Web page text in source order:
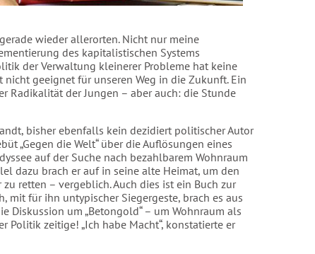
wieder allerorten. Nicht nur meine
des kapitalistischen Systems
der Verwaltung kleinerer Probleme hat keine
geeignet für unseren Weg in die Zukunft. Ein
Radikalität der Jungen – aber auch: die Stunde
bisher ebenfalls kein dezidiert politischer Autor
„Gegen die Welt“ über die Auflösungen eines
auf der Suche nach bezahlbarem Wohnraum
dazu brach er auf in seine alte Heimat, um den
retten – vergeblich. Auch dies ist ein Buch zur
mit für ihn untypischer Siegergeste, brach es aus
Diskussion um „Betongold“ – um Wohnraum als
zeitige! „Ich habe Macht“, konstatierte er